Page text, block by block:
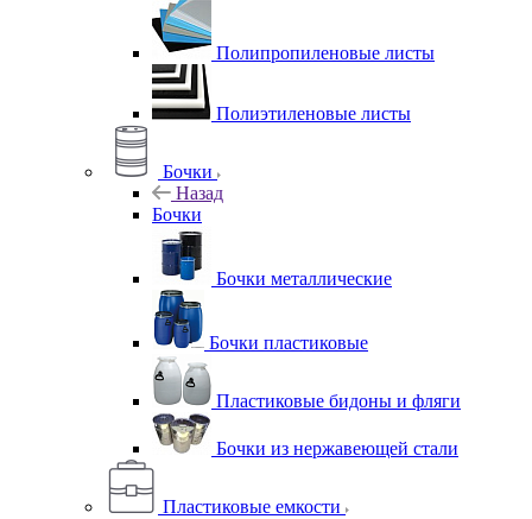
Полипропиленовые листы
Полиэтиленовые листы
Бочки
Назад
Бочки
Бочки металлические
Бочки пластиковые
Пластиковые бидоны и фляги
Бочки из нержавеющей стали
Пластиковые емкости